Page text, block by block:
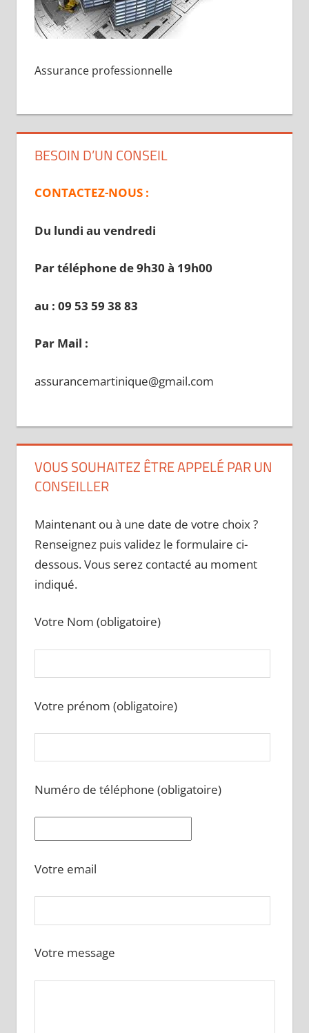
Assurance professionnelle
BESOIN D’UN CONSEIL
CONTACTEZ-NOUS :
Du lundi au vendredi
Par téléphone de 9h30 à 19h00
au : 09 53 59 38 83
Par Mail :
assurancemartinique@gmail.com
VOUS SOUHAITEZ ÊTRE APPELÉ PAR UN
CONSEILLER
Maintenant ou à une date de votre choix ?
Renseignez puis validez le formulaire ci-
dessous. Vous serez contacté au moment
indiqué.
Votre Nom (obligatoire)
Votre prénom (obligatoire)
Numéro de téléphone (obligatoire)
Votre email
Votre message